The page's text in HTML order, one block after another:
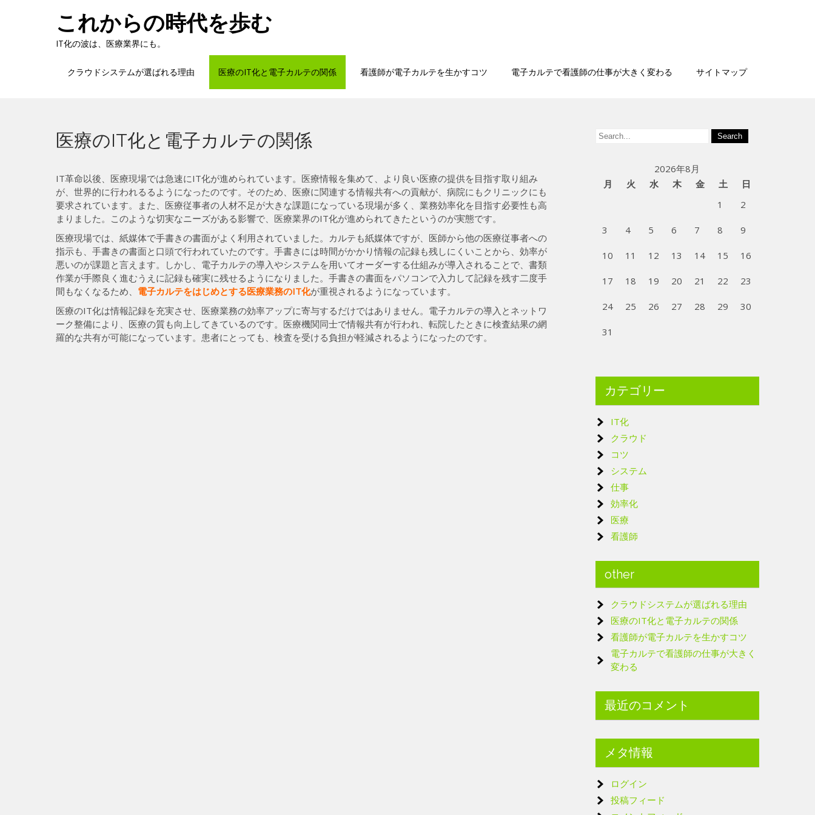
これからの時代を歩む
IT化の波は、医療業界にも。
クラウドシステムが選ばれる理由 医療のIT化と電子カルテの関係 看護師が電子カルテを生かすコツ 電子カルテで看護師の仕事が大きく変わる サイトマップ
医療のIT化と電子カルテの関係
IT革命以後、医療現場では急速にIT化が進められています。医療情報を集めて、より良い医療の提供を目指す取り組み
が、世界的に行われるるようになったのです。そのため、医療に関連する情報共有への貢献が、病院にもクリニックにも
要求されています。また、医療従事者の人材不足が大きな課題になっている現場が多く、業務効率化を目指す必要性も高
まりました。このような切実なニーズがある影響で、医療業界のIT化が進められてきたというのが実態です。
医療現場では、紙媒体で手書きの書面がよく利用されていました。カルテも紙媒体ですが、医師から他の医療従事者への
指示も、手書きの書面と口頭で行われていたのです。手書きには時間がかかり情報の記録も残しにくいことから、効率が
悪いのが課題と言えます。しかし、電子カルテの導入やシステムを用いてオーダーする仕組みが導入されることで、書類
作業が手際良く進むうえに記録も確実に残せるようになりました。手書きの書面をパソコンで入力して記録を残す二度手
間もなくなるため、 電子カルテをはじめとする医療業務のIT化が重視されるようになっています。
医療のIT化は情報記録を充実させ、医療業務の効率アップに寄与するだけではありません。電子カルテの導入とネットワ
ーク整備により、医療の質も向上してきているのです。医療機関同士で情報共有が行われ、転院したときに検査結果の網
羅的な共有が可能になっています。患者にとっても、検査を受ける負担が軽減されるようになったのです。
2026年8月
月
火 水 木 金 土
日
1
2
3 4 5 6 7 8 9
10 11 12 13 14 15 16
17 18 19 20 21 22 23
24 25 26 27 28 29 30
31
カテゴリー
IT化
クラウド
コツ
システム
仕事
効率化
医療
看護師
other
クラウドシステムが選ばれる理由
医療のIT化と電子カルテの関係
看護師が電子カルテを生かすコツ
電子カルテで看護師の仕事が大きく
変わる
最近のコメント
メタ情報
ログイン
投稿フィード